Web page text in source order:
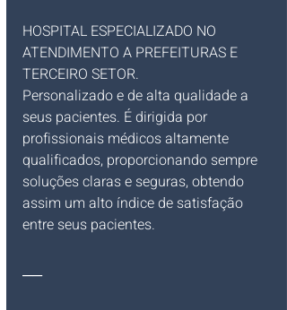
HOSPITAL ESPECIALIZADO NO
ATENDIMENTO A PREFEITURAS E
TERCEIRO SETOR.
Personalizado e de alta qualidade a
seus pacientes. É dirigida por
profissionais médicos altamente
qualificados, proporcionando sempre
soluções claras e seguras, obtendo
assim um alto índice de satisfação
entre seus pacientes.
__